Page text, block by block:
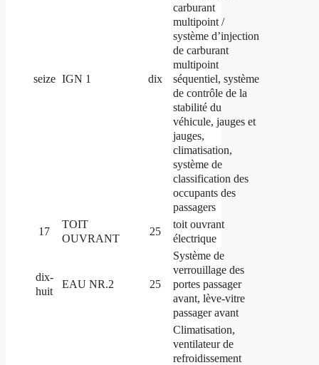
seize IGN 1 dix
carburant
multipoint /
système d’injection
de carburant
multipoint
séquentiel, système
de contrôle de la
stabilité du
véhicule, jauges et
jauges,
climatisation,
système de
classification des
occupants des
passagers
17
TOIT
OUVRANT
25
toit ouvrant
électrique
dix-
huit
EAU NR.2 25
Système de
verrouillage des
portes passager
avant, lève-vitre
passager avant
Climatisation,
ventilateur de
refroidissement